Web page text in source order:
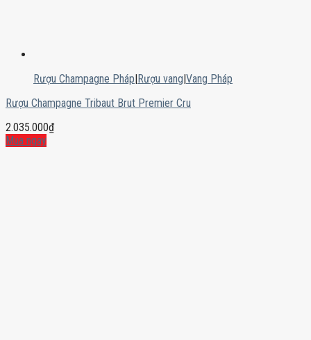
Rượu Champagne Pháp|Rượu vang|Vang Pháp
Rượu Champagne Tribaut Brut Premier Cru
2.035.000₫
Mua ngay